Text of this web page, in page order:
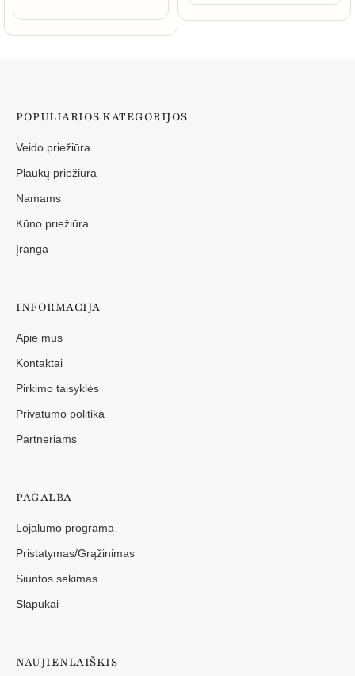
POPULIARIOS KATEGORIJOS
Veido priežiūra
Plaukų priežiūra
Namams
Kūno priežiūra
Įranga
INFORMACIJA
Apie mus
Kontaktai
Pirkimo taisyklės
Privatumo politika
Partneriams
PAGALBA
Lojalumo programa
Pristatymas/Grąžinimas
Siuntos sekimas
Slapukai
NAUJIENLAIŠKIS